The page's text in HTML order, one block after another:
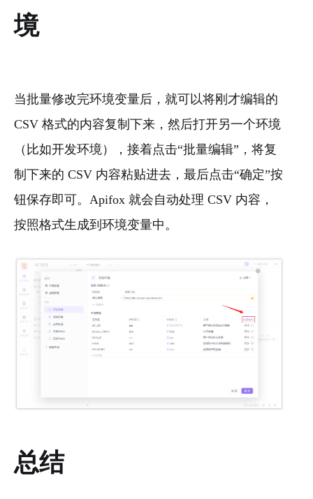
境
当批量修改完环境变量后，就可以将刚才编辑的
CSV 格式的内容复制下来，然后打开另一个环境
（比如开发环境），接着点击“批量编辑”，将复
制下来的 CSV 内容粘贴进去，最后点击“确定”按
钮保存即可。Apifox 就会自动处理 CSV 内容，
按照格式生成到环境变量中。
总结